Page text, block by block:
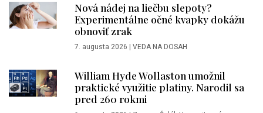
Nová nádej na liečbu slepoty?
Experimentálne očné kvapky dokážu
obnoviť zrak
7. augusta 2026 | VEDA NA DOSAH
William Hyde Wollaston umožnil
praktické využitie platiny. Narodil sa
pred 260 rokmi